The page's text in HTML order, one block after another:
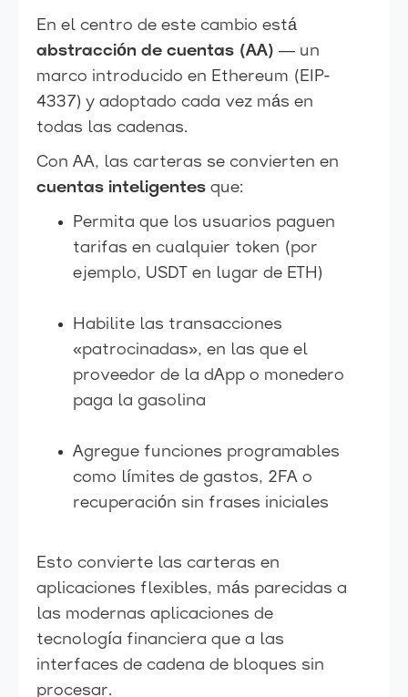
En el centro de este cambio está
abstracción de cuentas (AA) — un
marco introducido en Ethereum (EIP-
4337) y adoptado cada vez más en
todas las cadenas.
Con AA, las carteras se convierten en
cuentas inteligentes que:
Permita que los usuarios paguen
tarifas en cualquier token (por
ejemplo, USDT en lugar de ETH)
Habilite las transacciones
«patrocinadas», en las que el
proveedor de la dApp o monedero
paga la gasolina
Agregue funciones programables
como límites de gastos, 2FA o
recuperación sin frases iniciales
Esto convierte las carteras en
aplicaciones flexibles, más parecidas a
las modernas aplicaciones de
tecnología financiera que a las
interfaces de cadena de bloques sin
procesar.